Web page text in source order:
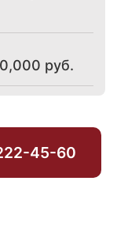
руб.
- 45 - 60